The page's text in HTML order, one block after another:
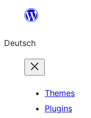
springen
Deutsch
Themes
Plugins